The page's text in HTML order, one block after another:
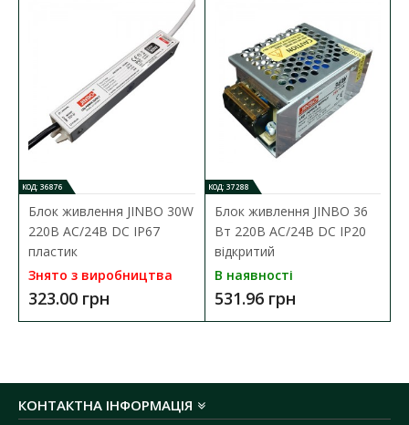
ХАРАКТЕРИСТИКИ:
номінальна напруга:
потужність: 8,6W
світловий потік:
колір світла:
тип діода:
кількість діодів на метр:
120 шт
температурний режим роботи:
+60oC
ступінь захисту: IP20
довжина бухти:
5 метрів
гарантія:
КОД: 36876
Блок живлення JINBO 30W
220В AC/24В DC IP67
пластик
Знято з виробництва
323.00 грн
КОД: 37288
Блок живлення JINBO 36
Вт 220В AC/24В DC IP20
відкритий
В наявності
531.96 грн
КОНТАКТНА ІНФОРМАЦІЯ